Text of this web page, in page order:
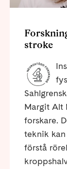
stroke
Margit Alt
forskare.
teknik
förstå